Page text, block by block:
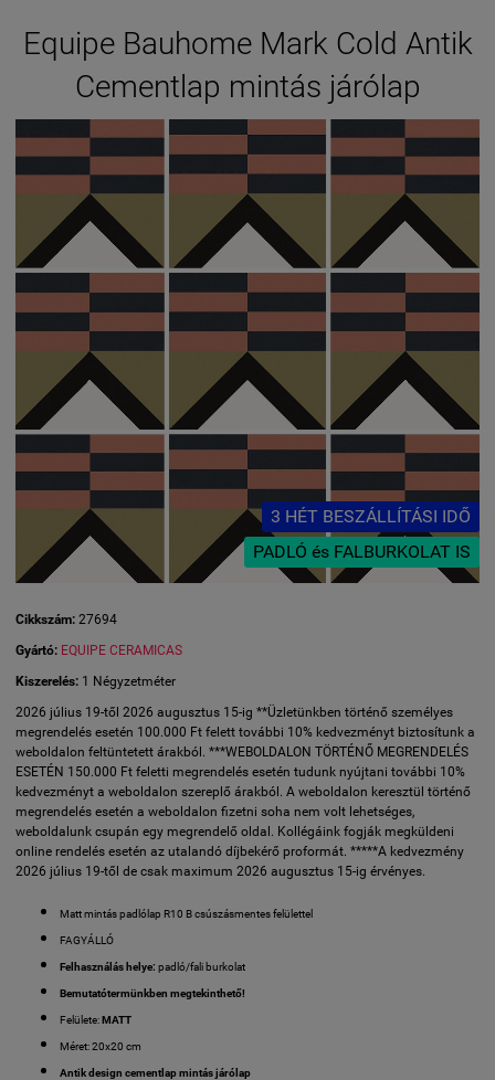
Equipe Bauhome Mark Cold Antik
Cementlap mintás járólap
3 HÉT BESZÁLLÍTÁSI IDŐ
PADLÓ és FALBURKOLAT IS
Cikkszám: 27694
Gyártó: EQUIPE CERAMICAS
Kiszerelés: 1 Négyzetméter
2026 július 19-től 2026 augusztus 15-ig **Üzletünkben történő személyes
megrendelés esetén 100.000 Ft felett további 10% kedvezményt biztosítunk a
weboldalon feltüntetett árakból. ***WEBOLDALON TÖRTÉNŐ MEGRENDELÉS
ESETÉN 150.000 Ft feletti megrendelés esetén tudunk nyújtani további 10%
kedvezményt a weboldalon szereplő árakból. A weboldalon keresztül történő
megrendelés esetén a weboldalon fizetni soha nem volt lehetséges,
weboldalunk csupán egy megrendelő oldal. Kollégáink fogják megküldeni
online rendelés esetén az utalandó díjbekérő proformát. *****A kedvezmény
2026 július 19-től de csak maximum 2026 augusztus 15-ig érvényes.
Matt mintás padlólap R10 B csúszásmentes felülettel
FAGYÁLLÓ
Felhasználás helye: padló/fali burkolat
Bemutatótermünkben megtekinthető!
Felülete:MATT
Méret: 20x20 cm
Antik design cementlap mintás járólap